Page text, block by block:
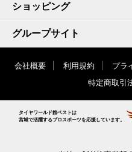
ショッピング
グループサイト
会社概要 利用規約 プラ
特定商取引
タイヤワールド館ベストは
宮城で活躍するプロスポーツを応援しています。